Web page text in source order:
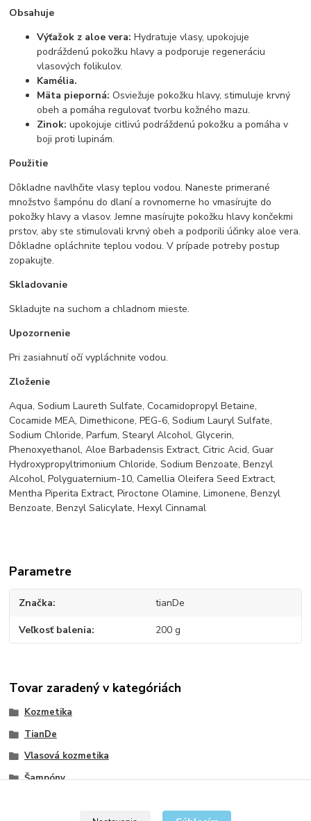
Obsahuje
Výťažok z aloe vera: Hydratuje vlasy, upokojuje
podráždenú pokožku hlavy a podporuje regeneráciu
vlasových folikulov.
Kamélia.
Mäta pieporná: Osviežuje pokožku hlavy, stimuluje krvný
obeh a pomáha regulovať tvorbu kožného mazu.
Zinok: upokojuje citlivú podráždenú pokožku a pomáha v
boji proti lupinám.
Použitie
Dôkladne navlhčite vlasy teplou vodou. Naneste primerané
množstvo šampónu do dlaní a rovnomerne ho vmasírujte do
pokožky hlavy a vlasov. Jemne masírujte pokožku hlavy končekmi
prstov, aby ste stimulovali krvný obeh a podporili účinky aloe vera.
Dôkladne opláchnite teplou vodou. V prípade potreby postup
zopakujte.
Skladovanie
Skladujte na suchom a chladnom mieste.
Upozornenie
Pri zasiahnutí očí vypláchnite vodou.
Zloženie
Aqua, Sodium Laureth Sulfate, Cocamidopropyl Betaine,
Cocamide MEA, Dimethicone, PEG-6, Sodium Lauryl Sulfate,
Sodium Chloride, Parfum, Stearyl Alcohol, Glycerin,
Phenoxyethanol, Aloe Barbadensis Extract, Citric Acid, Guar
Hydroxypropyltrimonium Chloride, Sodium Benzoate, Benzyl
Alcohol, Polyguaternium-10, Camellia Oleifera Seed Extract,
Mentha Piperita Extract, Piroctone Olamine, Limonene, Benzyl
Benzoate, Benzyl Salicylate, Hexyl Cinnamal
Parametre
Značka tianDe
Veľkosť balenia 200 g
Tovar zaradený v kategóriách
Kozmetika
TianDe
Vlasová kozmetika
Šampóny